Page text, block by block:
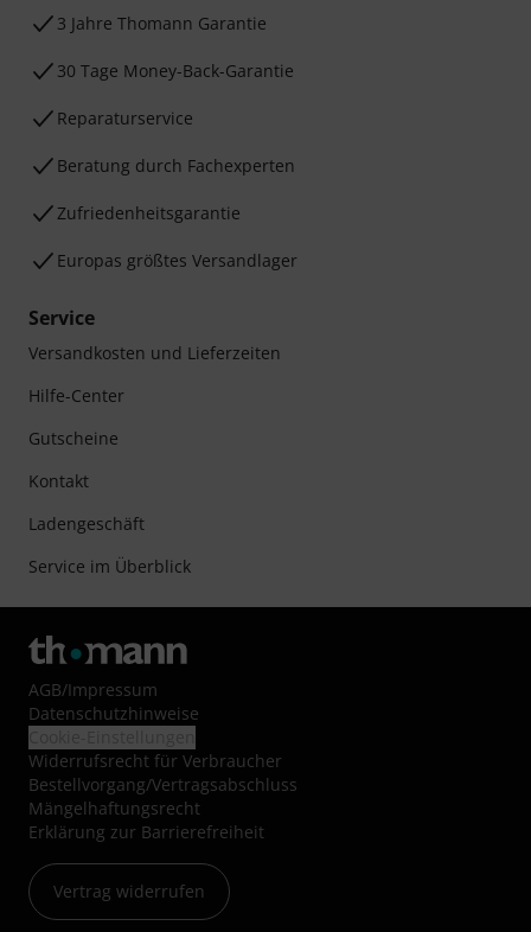
3 Jahre Thomann Garantie
30 Tage Money-Back-Garantie
Reparaturservice
Beratung durch Fachexperten
Zufriedenheitsgarantie
Europas größtes Versandlager
Service
Versandkosten und Lieferzeiten
Hilfe-Center
Gutscheine
Kontakt
Ladengeschäft
Service im Überblick
AGB/Impressum
Datenschutzhinweise
Widerrufsrecht für Verbraucher
Bestellvorgang/Vertragsabschluss
Mängelhaftungsrecht
Erklärung zur Barrierefreiheit
Vertrag widerrufen